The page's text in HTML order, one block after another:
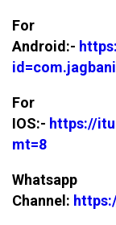
For
Android:-
For
IOS:- https://
mt=8
Whatsapp
Channel: